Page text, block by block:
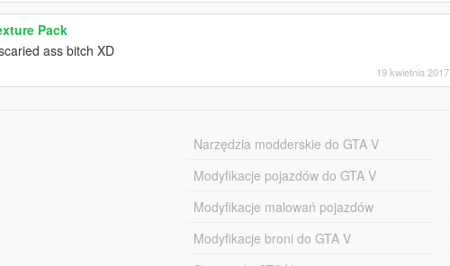
Pack
ass bitch XD
19 kwietnia 2017
Narzędzia modderskie do GTA V
Modyfikacje pojazdów do GTA V
Modyfikacje malowań pojazdów
Modyfikacje broni do GTA V